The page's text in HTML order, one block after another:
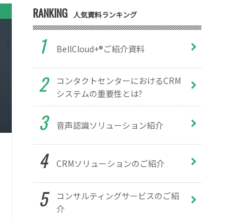
RANKING 人気資料ランキング
BellCloud+®ご紹介資料
コンタクトセンターにおけるCRM
システムの重要性とは?
音声認識ソリューション紹介
CRMソリューションのご紹介
コンサルティングサービスのご紹
介